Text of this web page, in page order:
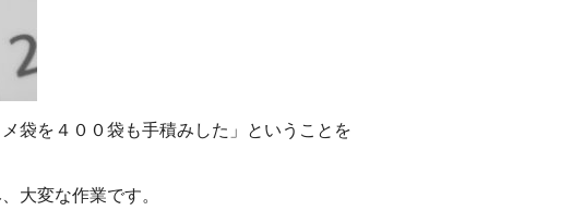
袋を４００袋も手積みした」ということを
大変な作業です。